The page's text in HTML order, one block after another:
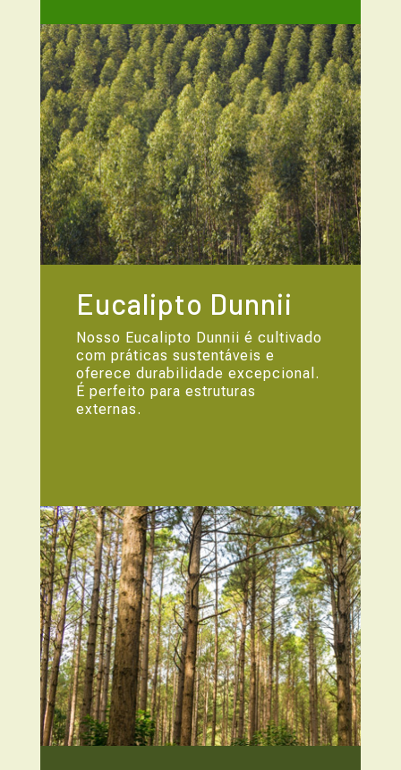
Eucalipto Dunnii
Nosso Eucalipto Dunnii é cultivado
com práticas sustentáveis e
oferece durabilidade excepcional.
É perfeito para estruturas
externas.